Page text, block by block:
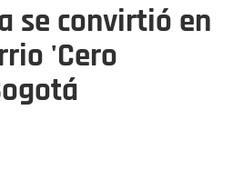
se convirtió en
'Cero